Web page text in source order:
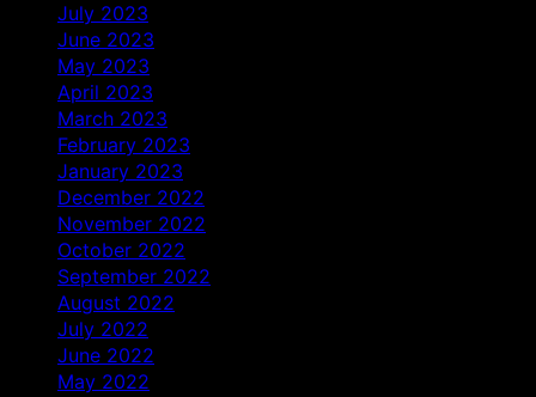
July 2023
June 2023
May 2023
April 2023
March 2023
February 2023
January 2023
December 2022
November 2022
October 2022
September 2022
August 2022
July 2022
June 2022
May 2022